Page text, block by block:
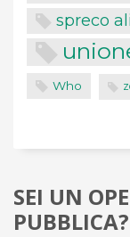
spreco
Who
SEI UN
PUBBLICA?